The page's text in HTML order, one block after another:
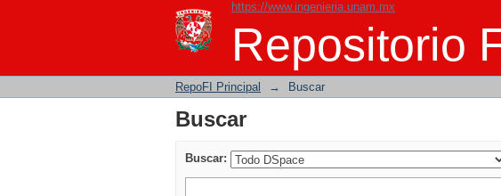
https://www.ingenieria.unam.mx
Repositorio
Buscar
RepoFI Principal → Buscar
Buscar
Buscar: